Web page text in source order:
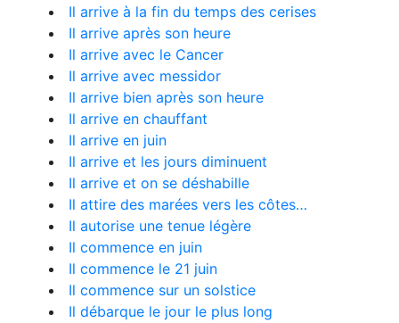
Il arrive à la fin du temps des cerises
Il arrive après son heure
Il arrive avec le Cancer
Il arrive avec messidor
Il arrive bien après son heure
Il arrive en chauffant
Il arrive en juin
Il arrive et les jours diminuent
Il arrive et on se déshabille
Il attire des marées vers les côtes…
Il autorise une tenue légère
Il commence en juin
Il commence le 21 juin
Il commence sur un solstice
Il débarque le jour le plus long